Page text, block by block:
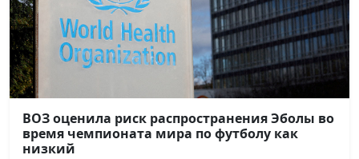
ВОЗ оценила риск распространения Эболы во
время чемпионата мира по футболу как
низкий